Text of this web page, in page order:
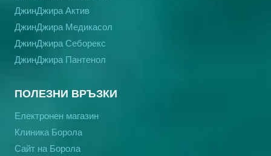
ДжинДжира Актив
ДжинДжира Медикасол
ДжинДжира Себорекс
ДжинДжира Пантенол
ПОЛЕЗНИ ВРЪЗКИ
Електронен магазин
Клиника Борола
Сайт на Борола